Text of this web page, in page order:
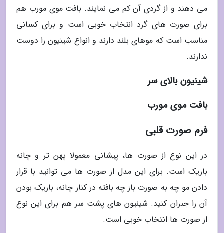
می دهند و از گردی آن کم می نمایند. بافت موی مورب هم
برای صورت های گرد انتخاب خوبی است و برای کسانی
مناسب است که موهای بلند دارند و انواع شینیون را دوست
ندارند.
شینیون بالای سر
بافت موی مورب
فرم صورت قلبی
در این نوع از صورت ها، پیشانی معمولا پهن تر و چانه
باریک است. برای این مدل از صورت ها می توانید با قرار
دادن مو چه به صورت باز چه بافته در کنار چانه، باریک بودن
آن را جبران کنید. شینیون های پشت سر هم برای این نوع
از صورت ها انتخاب خوبی است.